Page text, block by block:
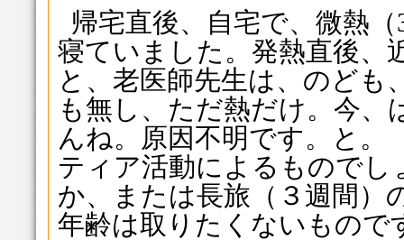
帰宅直後、自宅で、微熱
寝ていました。発熱直後、
と、老医師先生は、のども
も無し、ただ熱だけ。今
んね。原因不明です。と
ティア活動によるもので
か、または長旅（３週間）
年齢は取りたくないもので